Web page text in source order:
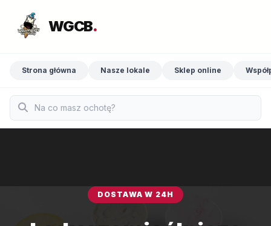
WGCB.
Strona główna Nasze lokale Sklep online
DOSTAWA W 24H